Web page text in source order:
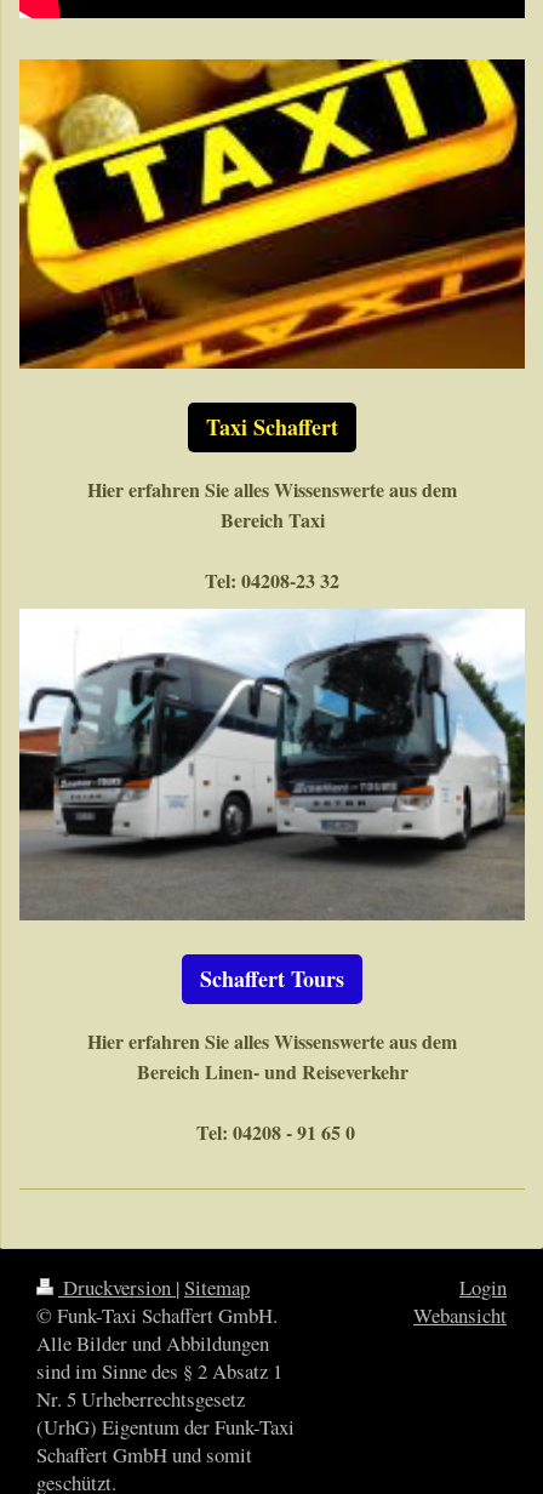
Taxi Schaffert
Hier erfahren Sie alles Wissenswerte aus dem
Bereich Taxi
Tel: 04208-23 32
Schaffert Tours
Hier erfahren Sie alles Wissenswerte aus dem
Bereich Linen- und Reiseverkehr
Tel: 04208 - 91 65 0
Druckversion |Sitemap
© Funk-Taxi Schaffert GmbH.
Alle Bilder und Abbildungen
sind im Sinne des § 2 Absatz 1
Nr. 5 Urheberrechtsgesetz
(UrhG) Eigentum der Funk-Taxi
Schaffert GmbH und somit
geschützt.
Login
Webansicht